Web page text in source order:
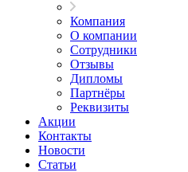
Компания
О компании
Сотрудники
Отзывы
Дипломы
Партнёры
Реквизиты
Акции
Контакты
Новости
Статьи